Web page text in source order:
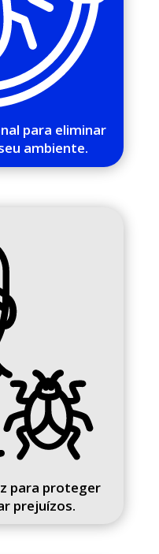
para eliminar
ambiente.
para proteger
prejuízos.